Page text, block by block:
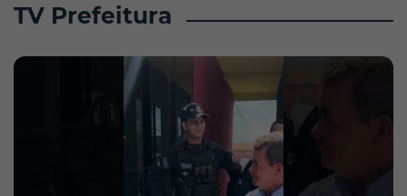
TV Prefeitura